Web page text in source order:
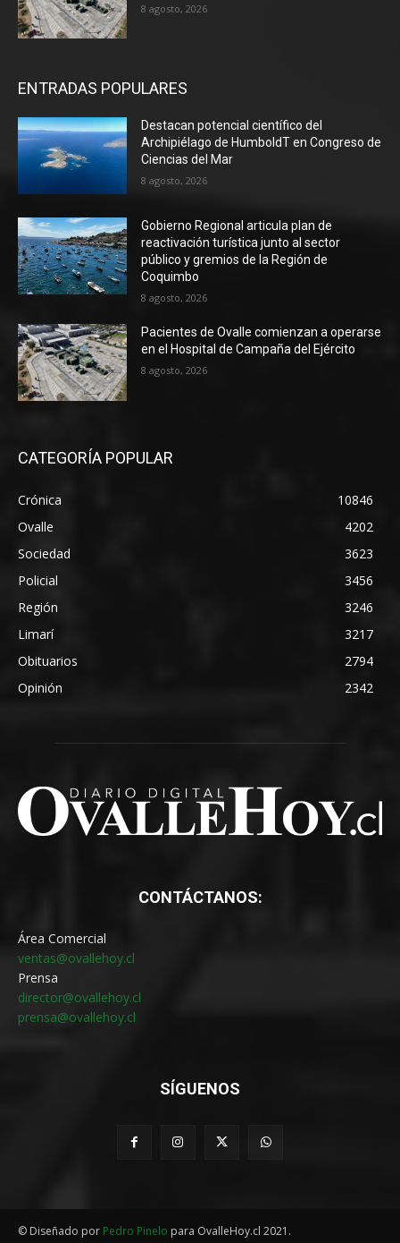
8 agosto, 2026
ENTRADAS POPULARES
Destacan potencial científico del
Archipiélago de HumboldT en Congreso de
Ciencias del Mar
8 agosto, 2026
Gobierno Regional articula plan de
reactivación turística junto al sector
público y gremios de la Región de
Coquimbo
8 agosto, 2026
Pacientes de Ovalle comienzan a operarse
en el Hospital de Campaña del Ejército
8 agosto, 2026
CATEGORÍA POPULAR
Crónica
10846
Ovalle
4202
Sociedad
3623
Policial
3456
Región
3246
Limarí
3217
Obituarios
2794
Opinión
2342
CONTÁCTANOS:
Área Comercial
ventas@ovallehoy.cl
Prensa
director@ovallehoy.cl
prensa@ovallehoy.cl
SÍGUENOS
© Diseñado por Pedro Pinelo para OvalleHoy.cl 2021.